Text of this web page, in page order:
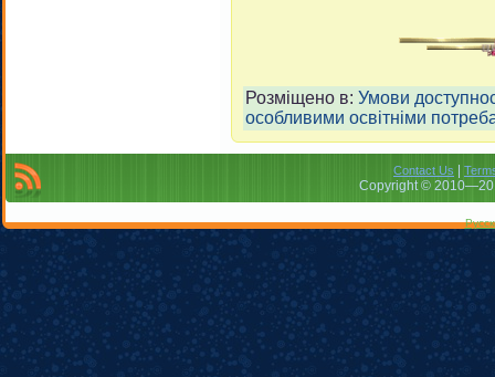
Розміщено в: Умови
особливими освітніми
Contact Us
Copyright ©